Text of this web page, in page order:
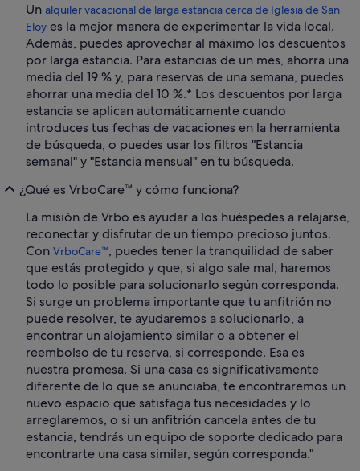
Un alquiler vacacional de larga estancia cerca de Iglesia de San
Eloy es la mejor manera de experimentar la vida local.
Además, puedes aprovechar al máximo los descuentos
por larga estancia. Para estancias de un mes, ahorra una
media del 19 % y, para reservas de una semana, puedes
ahorrar una media del 10 %.* Los descuentos por larga
estancia se aplican automáticamente cuando
introduces tus fechas de vacaciones en la herramienta
de búsqueda, o puedes usar los filtros "Estancia
semanal" y "Estancia mensual" en tu búsqueda.
¿Qué es VrboCare™ y cómo funciona?
La misión de Vrbo es ayudar a los huéspedes a relajarse,
reconectar y disfrutar de un tiempo precioso juntos.
Con VrboCare™, puedes tener la tranquilidad de saber
que estás protegido y que, si algo sale mal, haremos
todo lo posible para solucionarlo según corresponda.
Si surge un problema importante que tu anfitrión no
puede resolver, te ayudaremos a solucionarlo, a
encontrar un alojamiento similar o a obtener el
reembolso de tu reserva, si corresponde. Esa es
nuestra promesa. Si una casa es significativamente
diferente de lo que se anunciaba, te encontraremos un
nuevo espacio que satisfaga tus necesidades y lo
arreglaremos, o si un anfitrión cancela antes de tu
estancia, tendrás un equipo de soporte dedicado para
encontrarte una casa similar, según corresponda."